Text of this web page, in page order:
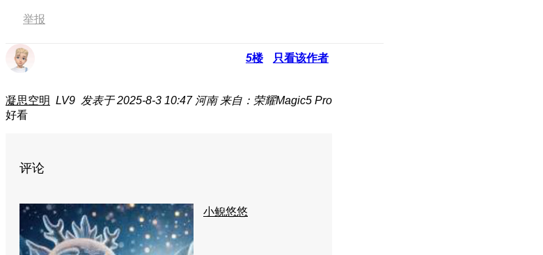
举报
5楼 只看该作者
凝思空明 LV9 发表于 2025-8-3 10:47 河南 来自：荣耀Magic5 Pro
好看
评论
小鲵悠悠